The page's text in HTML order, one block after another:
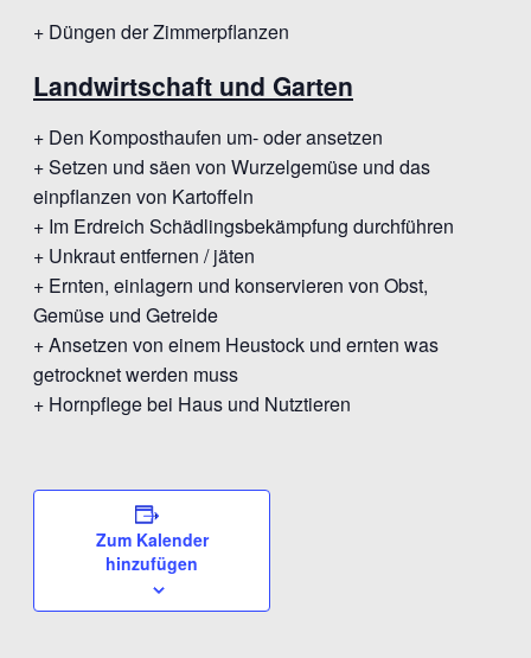
+ Düngen der Zimmerpflanzen
Landwirtschaft und Garten
+ Den Komposthaufen um- oder ansetzen
+ Setzen und säen von Wurzelgemüse und das
einpflanzen von Kartoffeln
+ Im Erdreich Schädlingsbekämpfung durchführen
+ Unkraut entfernen / jäten
+ Ernten, einlagern und konservieren von Obst,
Gemüse und Getreide
+ Ansetzen von einem Heustock und ernten was
getrocknet werden muss
+ Hornpflege bei Haus und Nutztieren
Zum Kalender
hinzufügen